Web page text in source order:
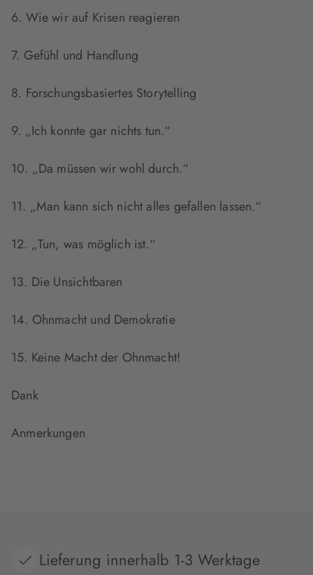
6. Wie wir auf Krisen reagieren
7. Gefühl und Handlung
8. Forschungsbasiertes Storytelling
9. „Ich konnte gar nichts tun.“
10. „Da müssen wir wohl durch.“
11. „Man kann sich nicht alles gefallen lassen.“
12. „Tun, was möglich ist.“
13. Die Unsichtbaren
14. Ohnmacht und Demokratie
15. Keine Macht der Ohnmacht!
Dank
Anmerkungen
Lieferung innerhalb 1-3 Werktage